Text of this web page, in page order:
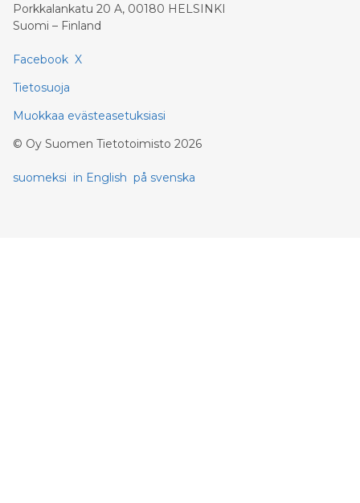
Porkkalankatu 20 A, 00180 HELSINKI
Suomi – Finland
Facebook X
Tietosuoja
Muokkaa evästeasetuksiasi
© Oy Suomen Tietotoimisto 2026
suomeksi in English på svenska